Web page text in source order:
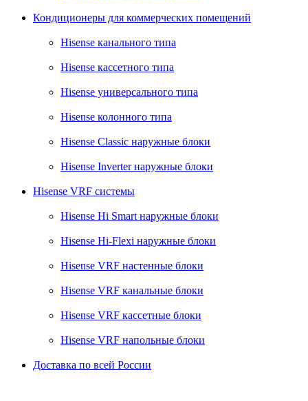
Кондиционеры для коммерческих помещений
Hisense канального типа
Hisense кассетного типа
Hisense универсального типа
Hisense колонного типа
Hisense Classic наружные блоки
Hisense Inverter наружные блоки
Hisense VRF системы
Hisense Hi Smart наружные блоки
Hisense Hi-Flexi наружные блоки
Hisense VRF настенные блоки
Hisense VRF канальные блоки
Hisense VRF кассетные блоки
Hisense VRF напольные блоки
Доставка по всей России